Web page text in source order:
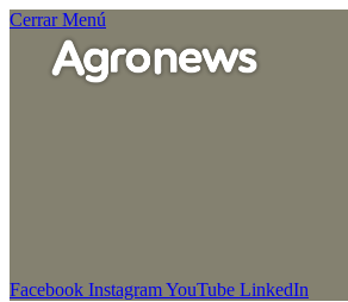
Cerrar Menú
Facebook InstagramYouTube LinkedIn